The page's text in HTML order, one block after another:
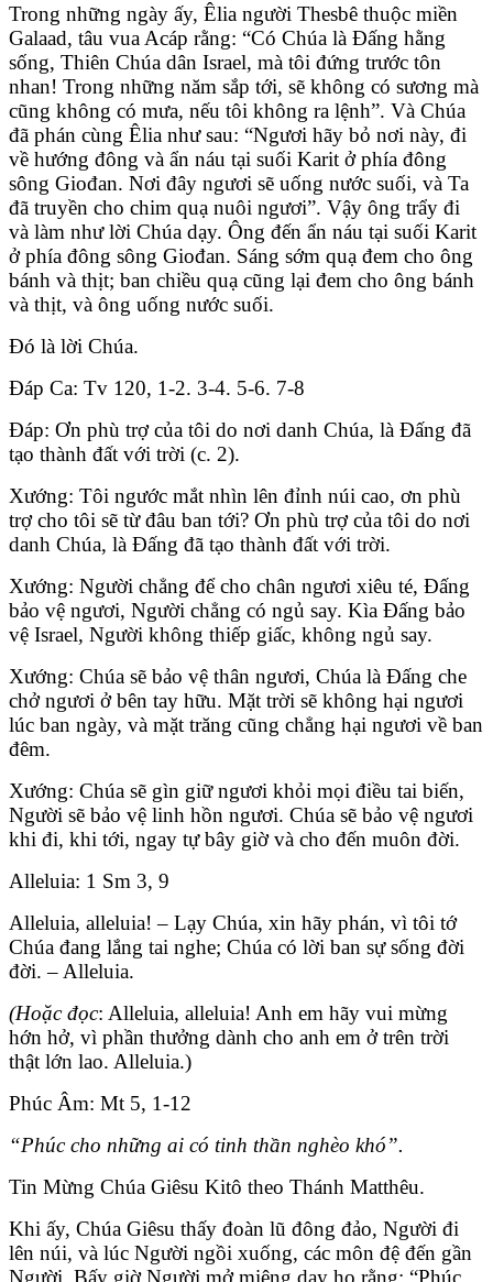
Trong những ngày ấy, Êlia người Thesbê thuộc miền
Galaad, tâu vua Acáp rằng: “Có Chúa là Ðấng hằng
sống, Thiên Chúa dân Israel, mà tôi đứng trước tôn
nhan! Trong những năm sắp tới, sẽ không có sương mà
cũng không có mưa, nếu tôi không ra lệnh”. Và Chúa
đã phán cùng Êlia như sau: “Ngươi hãy bỏ nơi này, đi
về hướng đông và ẩn náu tại suối Karit ở phía đông
sông Giođan. Nơi đây ngươi sẽ uống nước suối, và Ta
đã truyền cho chim quạ nuôi ngươi”. Vậy ông trẩy đi
và làm như lời Chúa dạy. Ông đến ẩn náu tại suối Karit
ở phía đông sông Giođan. Sáng sớm quạ đem cho ông
bánh và thịt; ban chiều quạ cũng lại đem cho ông bánh
và thịt, và ông uống nước suối.
Ðó là lời Chúa.
Ðáp Ca: Tv 120, 1-2. 3-4. 5-6. 7-8
Ðáp: Ơn phù trợ của tôi do nơi danh Chúa, là Ðấng đã
tạo thành đất với trời (c. 2).
Xướng: Tôi ngước mắt nhìn lên đỉnh núi cao, ơn phù
trợ cho tôi sẽ từ đâu ban tới? Ơn phù trợ của tôi do nơi
danh Chúa, là Ðấng đã tạo thành đất với trời.
Xướng: Người chẳng để cho chân ngươi xiêu té, Ðấng
bảo vệ ngươi, Người chẳng có ngủ say. Kìa Ðấng bảo
vệ Israel, Người không thiếp giấc, không ngủ say.
Xướng: Chúa sẽ bảo vệ thân ngươi, Chúa là Ðấng che
chở ngươi ở bên tay hữu. Mặt trời sẽ không hại ngươi
lúc ban ngày, và mặt trăng cũng chẳng hại ngươi về ban
đêm.
Xướng: Chúa sẽ gìn giữ ngươi khỏi mọi điều tai biến,
Người sẽ bảo vệ linh hồn ngươi. Chúa sẽ bảo vệ ngươi
khi đi, khi tới, ngay tự bây giờ và cho đến muôn đời.
Alleluia: 1 Sm 3, 9
Alleluia, alleluia! – Lạy Chúa, xin hãy phán, vì tôi tớ
Chúa đang lắng tai nghe; Chúa có lời ban sự sống đời
đời. – Alleluia.
(Hoặc đọc: Alleluia, alleluia! Anh em hãy vui mừng
hớn hở, vì phần thưởng dành cho anh em ở trên trời
thật lớn lao. Alleluia.)
Phúc Âm: Mt 5, 1-12
“Phúc cho những ai có tinh thần nghèo khó”.
Tin Mừng Chúa Giêsu Kitô theo Thánh Matthêu.
Khi ấy, Chúa Giêsu thấy đoàn lũ đông đảo, Người đi
lên núi, và lúc Người ngồi xuống, các môn đệ đến gần
Người. Bấy giờ Người mở miệng dạy họ rằng: “Phúc